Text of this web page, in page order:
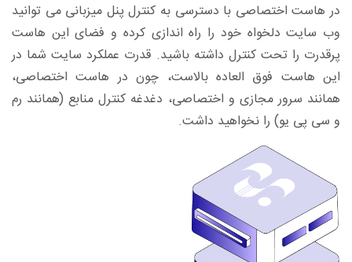
در هاست اختصاصی با دسترسی به کنترل پنل میزبانی می توانید
وب سایت دلخواه خود را راه اندازی کرده و فضای این هاست
پرقدرت را تحت کنترل داشته باشید. قدرت عملکرد سایت شما در
این هاست فوق العاده بالاست، چون در هاست اختصاصی،
همانند سرور مجازی و اختصاصی، دغدغه کنترل منابع (همانند رم
و سی پی یو) را نخواهید داشت.